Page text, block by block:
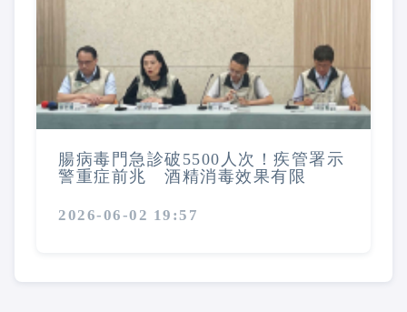
腸病毒門急診破5500人次！疾管署示
警重症前兆 酒精消毒效果有限
2026-06-02 19:57